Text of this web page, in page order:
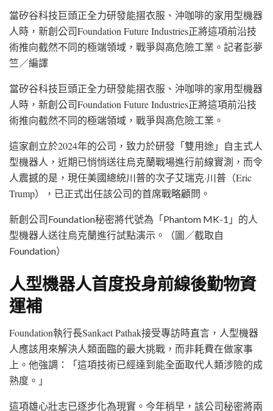
當矽谷科技巨頭正全力研發能摺衣服、沖咖啡的家用型機器
人時，新創公司Foundation Future Industries正將這項前沿技
術推向截然不同的極端領域，戰爭與高危險工業。 記者彭夢
竺／編譯
當矽谷科技巨頭正全力研發能摺衣服、沖咖啡的家用型機器
人時，新創公司Foundation Future Industries正將這項前沿技
術推向截然不同的極端領域，戰爭與高危險工業。
這家創立於2024年的公司，致力於研發「雙用途」自主式人
型機器人，近期已悄悄送往烏克蘭戰場進行前線實測，而令
人震撼的是，現任美國總統川普的次子艾瑞克·川普（Eric
Trump），已正式出任該公司的首席戰略顧問。
新創公司Foundation秘密將代號為「Phantom MK-1」的人
型機器人送往烏克蘭進行試點演示。（圖／截取自
Foundation）
人型機器人首度投身前線後勤物資
運補
Foundation執行長Sankaet Pathak接受專訪時直言，人型機器
人應該用來解決人類面臨的最大挑戰，而非耗費在做家事
上。他強調：「這項技術已經達到能全面取代人類涉險的成
熟度。」
這項雄心壯志已逐步化為現實。今年稍早，該公司秘密將兩